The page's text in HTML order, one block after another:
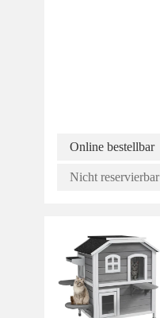
Online bestellbar
Nicht reservierbar